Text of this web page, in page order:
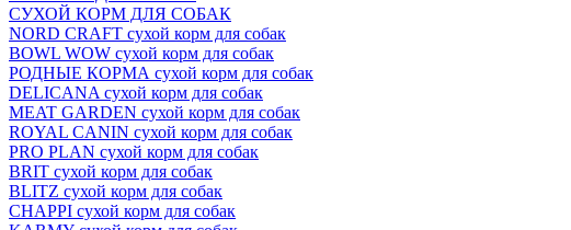
СУХОЙ КОРМ ДЛЯ СОБАК
NORD CRAFT сухой корм для собак
BOWL WOW сухой корм для собак
РОДНЫЕ КОРМА сухой корм для собак
DELICANA сухой корм для собак
MEAT GARDEN сухой корм для собак
ROYAL CANIN сухой корм для собак
PRO PLAN сухой корм для собак
BRIT сухой корм для собак
BLITZ сухой корм для собак
CHAPPI сухой корм для собак